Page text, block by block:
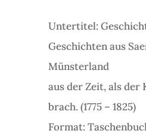
Untertitel:
Geschichten aus
Münsterland
aus der Zeit, als der
brach. (1775 – 1825)
Format: